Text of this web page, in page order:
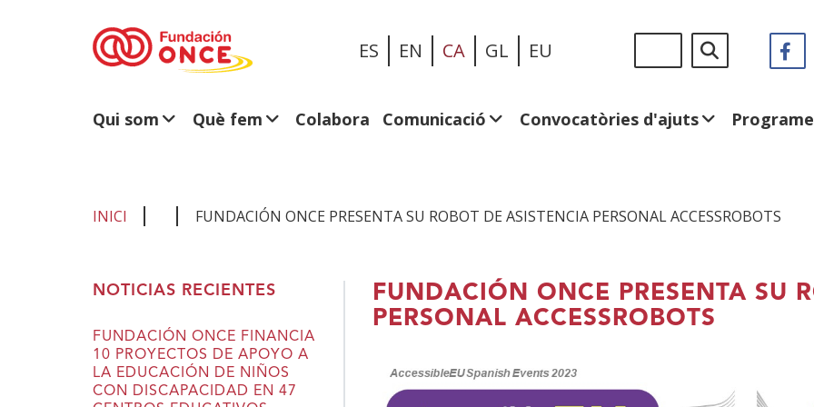
ES EN CA GL EU
en:
Qui som Què fem Colabora Comunicació Convocatòries d'ajuts
INICI FUNDACIÓN ONCE PRESENTA SU ROBOT DE ASISTENCIA PERSONAL ACCESSROBOTS
FUNDACIÓN ONCE PRESENTA SU
PERSONAL ACCESSROBOTS
NOTICIAS RECIENTES
FUNDACIÓN ONCE FINANCIA
10 PROYECTOS DE APOYO A
LA EDUCACIÓN DE NIÑOS
CON DISCAPACIDAD EN 47